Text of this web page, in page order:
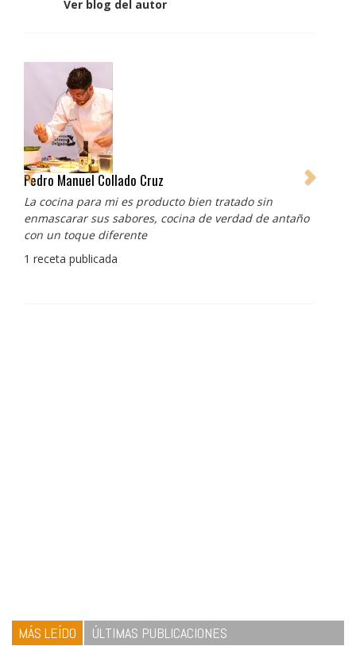
Ver blog del autor
Pedro Manuel Collado Cruz
La cocina para mi es producto bien tratado sin
enmascarar sus sabores, cocina de verdad de antaño
con un toque diferente
1 receta publicada
MÁS LEÍDO ÚLTIMAS PUBLICACIONES